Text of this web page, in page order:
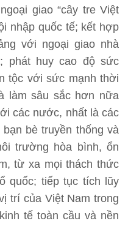
giao “cây tre Việt
nhập quốc tế; kết hợp
với ngoại giao nhà
phát huy cao độ sức
tộc với sức mạnh thời
làm sâu sắc hơn nữa
các nước, nhất là các
bè truyền thống và
trường hòa bình, ổn
từ xa mọi thách thức
quốc; tiếp tục tích lũy
trí của Việt Nam trong
tế toàn cầu và nền